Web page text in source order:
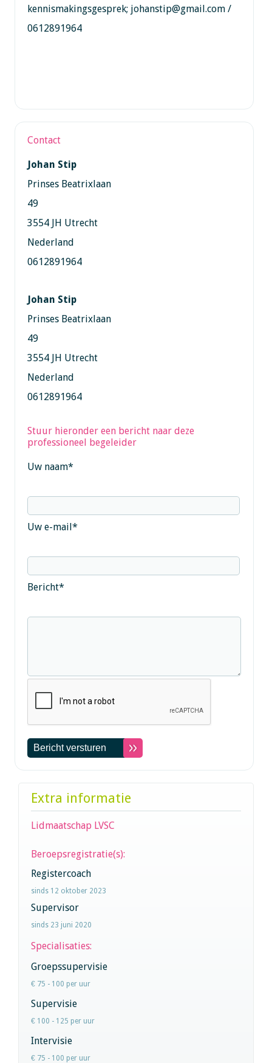
kennismakingsgesprek; johanstip@gmail.com /
0612891964
Contact
Johan Stip
Prinses Beatrixlaan
49
3554 JH Utrecht
Nederland
0612891964
Johan Stip
Prinses Beatrixlaan
49
3554 JH Utrecht
Nederland
0612891964
Stuur hieronder een bericht naar deze
professioneel begeleider
Uw naam*
Uw e-mail*
Bericht*
Extra informatie
Lidmaatschap LVSC
Beroepsregistratie(s):
Registercoach
sinds 12 oktober 2023
Supervisor
sinds 23 juni 2020
Specialisaties:
Groepssupervisie
€ 75 - 100 per uur
Supervisie
€ 100 - 125 per uur
Intervisie
€ 75 - 100 per uur